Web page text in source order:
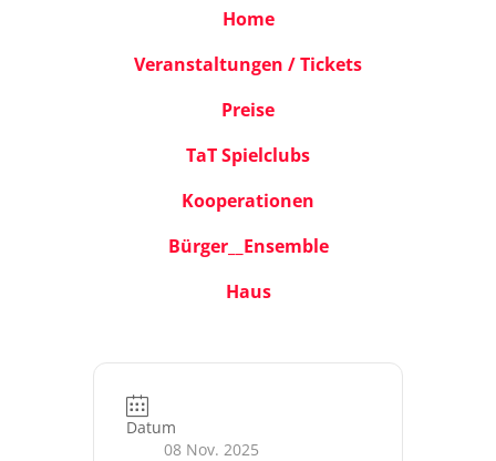
Home
Veranstaltungen / Tickets
Preise
TaT Spielclubs
Kooperationen
Bürger__Ensemble
Haus
Datum
08 Nov. 2025